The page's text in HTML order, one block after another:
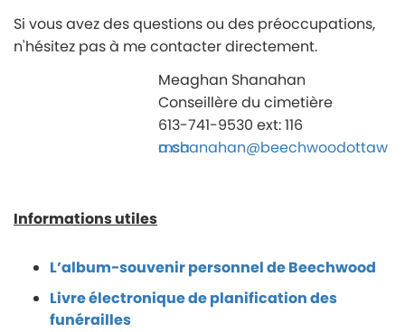
Si vous avez des questions ou des préoccupations,
n'hésitez pas à me contacter directement.
Meaghan Shanahan
Conseillèredu cimetière
613-741-9530 ext: 116
mshanahan@beechwoodottawa.ca
Informations utiles
L’album-souvenir personnel de Beechwood
Livre électronique de planification des
funérailles